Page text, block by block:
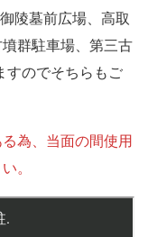
陵墓前広場、高取
群駐車場、第三古
すのでそちらもご
為、当面の間使用
。